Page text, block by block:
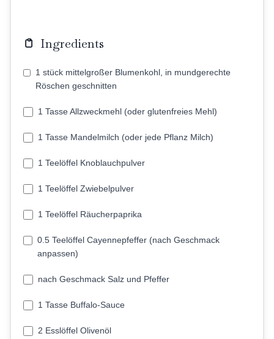
Ingredients
1 stück mittelgroßer Blumenkohl, in mundgerechte
Röschen geschnitten
1 Tasse Allzweckmehl (oder glutenfreies Mehl)
1 Tasse Mandelmilch (oder jede Pflanz Milch)
1 Teelöffel Knoblauchpulver
1 Teelöffel Zwiebelpulver
1 Teelöffel Räucherpaprika
0.5 Teelöffel Cayennepfeffer (nach Geschmack
anpassen)
nach Geschmack Salz und Pfeffer
1 Tasse Buffalo-Sauce
2 Esslöffel Olivenöl